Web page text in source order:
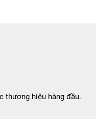
thương hiệu hàng đầu.